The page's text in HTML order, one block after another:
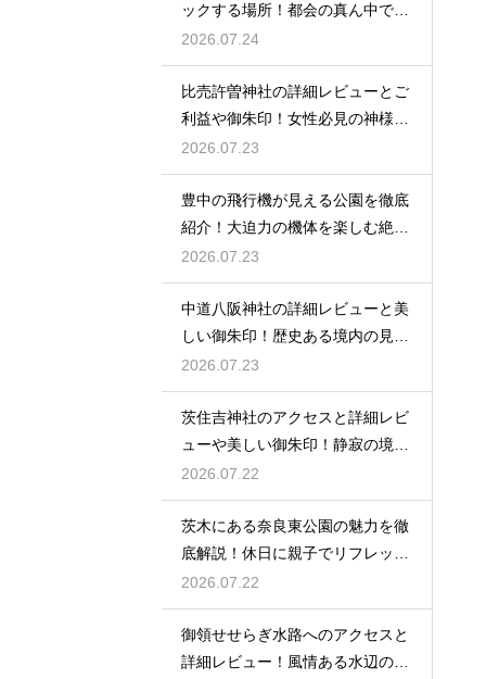
ックする場所！都会の真ん中で癒
される
2026.07.24
比売許曽神社の詳細レビューとご
利益や御朱印！女性必見の神様と
は
2026.07.23
豊中の飛行機が見える公園を徹底
紹介！大迫力の機体を楽しむ絶好
場
2026.07.23
中道八阪神社の詳細レビューと美
しい御朱印！歴史ある境内の見所
を
2026.07.23
茨住吉神社のアクセスと詳細レビ
ューや美しい御朱印！静寂の境内
へ
2026.07.22
茨木にある奈良東公園の魅力を徹
底解説！休日に親子でリフレッシ
ュ
2026.07.22
御領せせらぎ水路へのアクセスと
詳細レビュー！風情ある水辺の散